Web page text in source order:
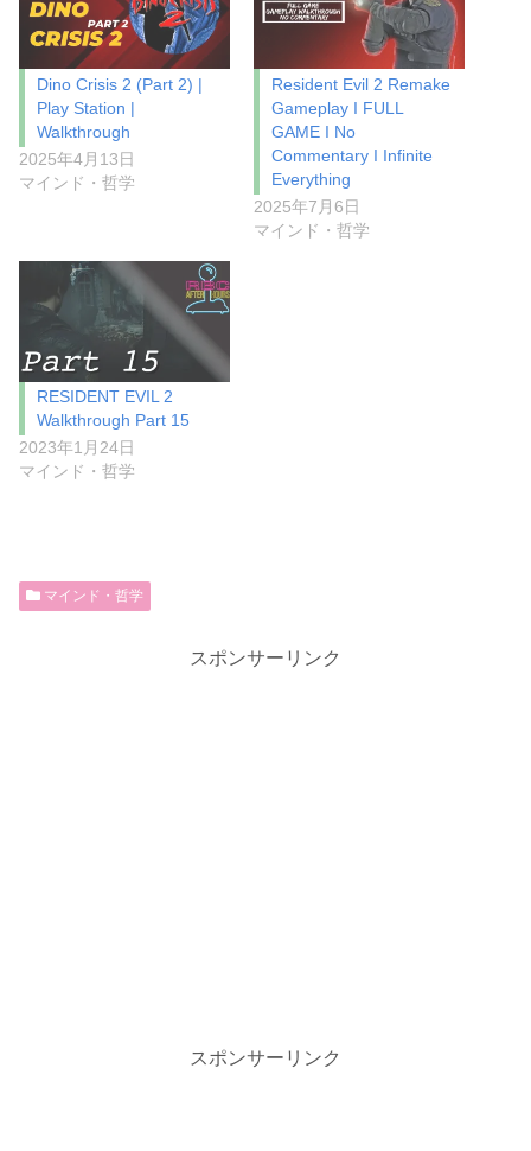
Dino Crisis 2 (Part 2) |
Play Station |
Walkthrough
2025年4月13日
マインド・哲学
Resident Evil 2 Remake
Gameplay I FULL
GAME I No
Commentary I Infinite
Everything
2025年7月6日
マインド・哲学
RESIDENT EVIL 2
Walkthrough Part 15
2023年1月24日
マインド・哲学
マインド・哲学
スポンサーリンク
スポンサーリンク